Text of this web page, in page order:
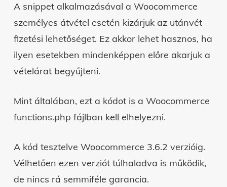
A snippet alkalmazásával a Woocommerce
személyes átvétel esetén kizárjuk az utánvét
fizetési lehetőséget. Ez akkor lehet hasznos, ha
ilyen esetekben mindenképpen előre akarjuk a
vételárat begyűjteni.
Mint általában, ezt a kódot is a Woocommerce
functions.php fájlban kell elhelyezni.
A kód tesztelve Woocommerce 3.6.2 verzióig.
Vélhetően ezen verziót túlhaladva is működik,
de nincs rá semmiféle garancia.